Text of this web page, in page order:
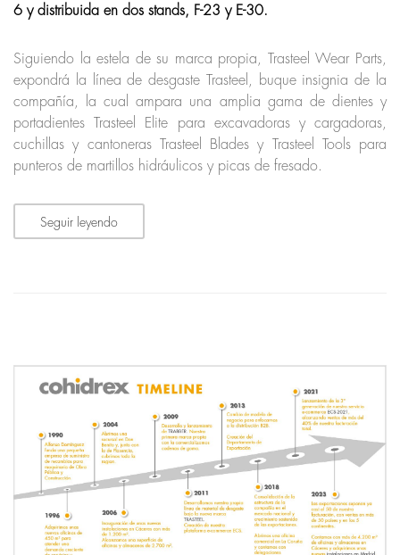
6 y distribuida en dos stands, F-23 y E-30.
Siguiendo la estela de su marca propia, Trasteel Wear Parts,
expondrá la línea de desgaste Trasteel, buque insignia de la
compañía, la cual ampara una amplia gama de dientes y
portadientes Trasteel Elite para excavadoras y cargadoras,
cuchillas y cantoneras Trasteel Blades y Trasteel Tools para
punteros de martillos hidráulicos y picas de fresado.
Seguir leyendo